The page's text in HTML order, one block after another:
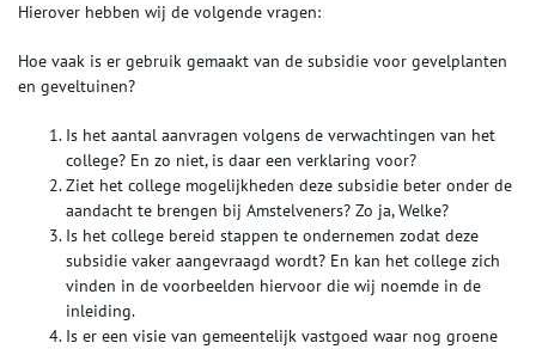
Hierover hebben wij de volgende vragen:
Hoe vaak is er gebruik gemaakt van de subsidie voor gevelplanten
en geveltuinen?
Is het aantal aanvragen volgens de verwachtingen van het
college? En zo niet, is daar een verklaring voor?
Ziet het college mogelijkheden deze subsidie beter onder de
aandacht te brengen bij Amstelveners? Zo ja, Welke?
Is het college bereid stappen te ondernemen zodat deze
subsidie vaker aangevraagd wordt? En kan het college zich
vinden in de voorbeelden hiervoor die wij noemde in de
inleiding.
Is er een visie van gemeentelijk vastgoed waar nog groene